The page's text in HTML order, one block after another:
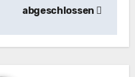
abgeschlossen